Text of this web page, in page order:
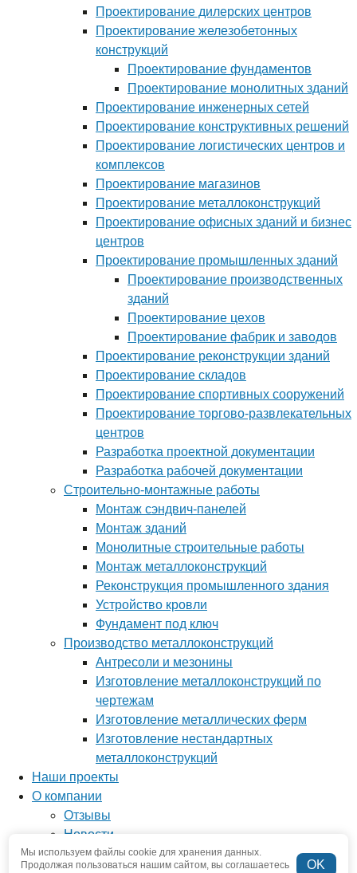
Мы используем файлы cookie для хранения данных.
Продолжая пользоваться нашим сайтом, вы соглашаетесь
OK
Проектирование дилерских центров
Проектирование железобетонных
конструкций
Проектирование фундаментов
Проектирование монолитных зданий
Проектирование инженерных сетей
Проектирование конструктивных решений
Проектирование логистических центров и
комплексов
Проектирование магазинов
Проектирование металлоконструкций
Проектирование офисных зданий и бизнес
центров
Проектирование промышленных зданий
Проектирование производственных
зданий
Проектирование цехов
Проектирование фабрик и заводов
Проектирование реконструкции зданий
Проектирование складов
Проектирование спортивных сооружений
Проектирование торгово-развлекательных
центров
Разработка проектной документации
Разработка рабочей документации
Строительно-монтажные работы
Монтаж сэндвич-панелей
Монтаж зданий
Монолитные строительные работы
Монтаж металлоконструкций
Реконструкция промышленного здания
Устройство кровли
Фундамент под ключ
Производство металлоконструкций
Антресоли и мезонины
Изготовление металлоконструкций по
чертежам
Изготовление металлических ферм
Изготовление нестандартных
металлоконструкций
Наши проекты
О компании
Отзывы
Новости
Вопрос-ответ